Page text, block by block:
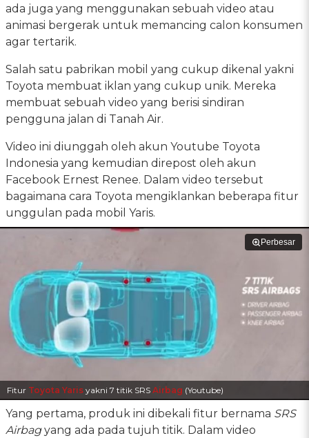
ada juga yang menggunakan sebuah video atau
animasi bergerak untuk memancing calon konsumen
agar tertarik.
Salah satu pabrikan mobil yang cukup dikenal yakni
Toyota membuat iklan yang cukup unik. Mereka
membuat sebuah video yang berisi sindiran
pengguna jalan di Tanah Air.
Video ini diunggah oleh akun Youtube Toyota
Indonesia yang kemudian direpost oleh akun
Facebook Ernest Renee. Dalam video tersebut
bagaimana cara Toyota mengiklankan beberapa fitur
unggulan pada mobil Yaris.
Perbesar
Fitur Toyota Yaris yakni 7 titik SRS Airbag (Youtube)
Yang pertama, produk ini dibekali fitur bernama SRS
Airbagyang ada pada tujuh titik. Dalam video